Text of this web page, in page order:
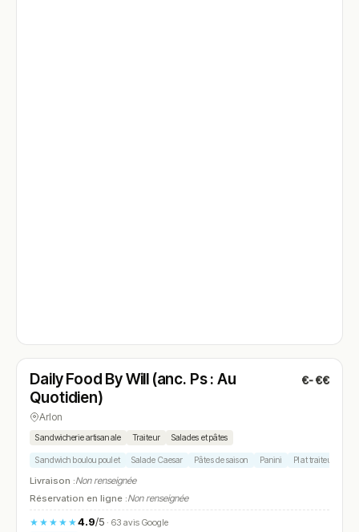
N° 4
Daily Food By Will (anc. Ps : Au
Quotidien)
€-€€
Arlon
Sandwicherie artisanale Traiteur Salades et pâtes
Sandwich boulou poulet Salade Caesar Pâtes de saison Panini Plat traiteur
Livraison :Non renseignée
Réservation en ligne :Non renseignée
★★★★★4.9/5· 63 avis Google